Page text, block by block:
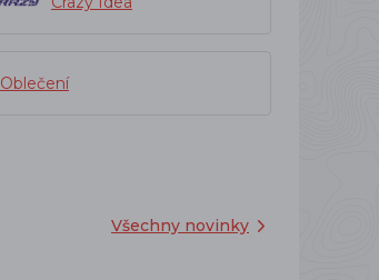
Oblečení
Všechny novinky